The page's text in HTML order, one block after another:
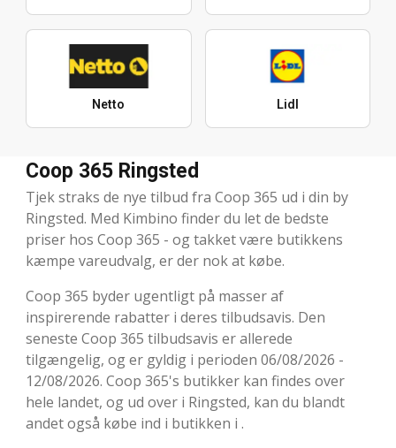
Netto Lidl
Coop 365 Ringsted
Tjek straks de nye tilbud fra Coop 365 ud i din by
Ringsted. Med Kimbino finder du let de bedste
priser hos Coop 365 - og takket være butikkens
kæmpe vareudvalg, er der nok at købe.
Coop 365 byder ugentligt på masser af
inspirerende rabatter i deres tilbudsavis. Den
seneste Coop 365 tilbudsavis er allerede
tilgængelig, og er gyldig i perioden 06/08/2026 -
12/08/2026. Coop 365's butikker kan findes over
hele landet, og ud over i Ringsted, kan du blandt
andet også købe ind i butikken i .